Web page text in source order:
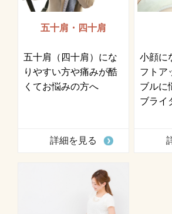
五十肩・四十肩
五十肩（四十肩）にな
りやすい方や痛みが酷
くてお悩みの方へ
詳細を見る
小顔に
フトア
ブルに
ブライ